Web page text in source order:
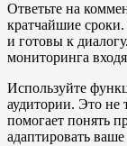
Ответьте на
кратчайшие
и готовы к
мониторинга
Используйте
аудитории. Это не
помогает понять
адаптировать